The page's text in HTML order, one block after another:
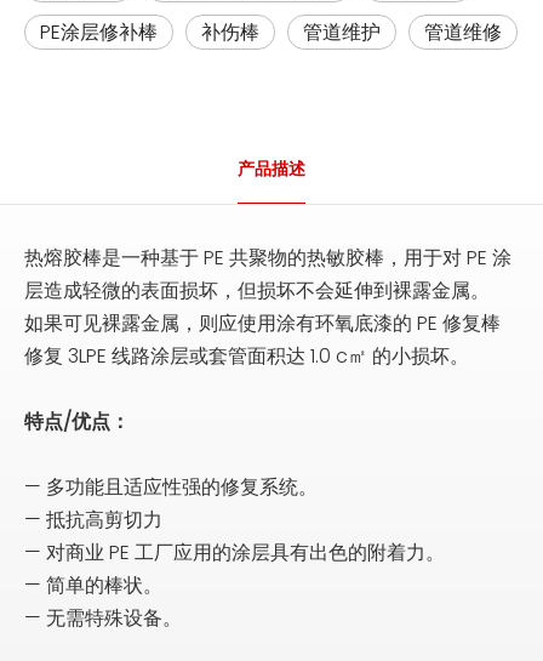
PE涂层修补棒
补伤棒 管道维护 管道维修
产品描述
热熔胶棒是一种基于 PE 共聚物的热敏胶棒，用于对 PE 涂
层造成轻微的表面损坏，但损坏不会延伸到裸露金属。
如果可见裸露金属，则应使用涂有环氧底漆的 PE 修复棒
修复 3LPE 线路涂层或套管面积达 1.0 c㎡ 的小损坏。
特点/优点：
— 多功能且适应性强的修复系统。
— 抵抗高剪切力
— 对商业 PE 工厂应用的涂层具有出色的附着力。
— 简单的棒状。
— 无需特殊设备。